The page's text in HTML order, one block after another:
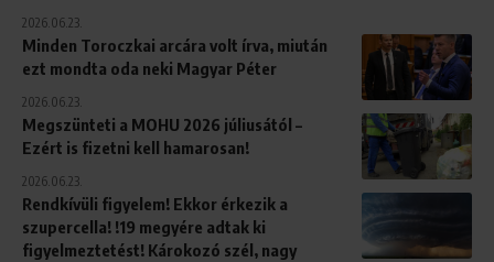
2026.06.23.
Minden Toroczkai arcára volt írva, miután
ezt mondta oda neki Magyar Péter
2026.06.23.
Megszünteti a MOHU 2026 júliusától –
Ezért is fizetni kell hamarosan!
2026.06.23.
Rendkívüli figyelem! Ekkor érkezik a
szupercella! !19 megyére adtak ki
figyelmeztetést! Károkozó szél, nagy